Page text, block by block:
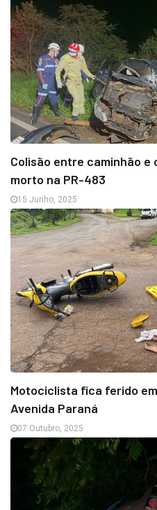
Colisão entre caminhão e
morto na PR-483
15 Junho, 2025
Motociclista fica ferido
Avenida Paraná
07 Outubro, 2025